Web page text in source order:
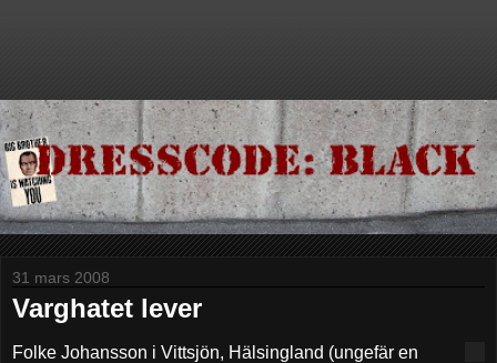
31 mars 2008
Varghatet lever
Folke Johansson i Vittsjön, Hälsingland (ungefär en